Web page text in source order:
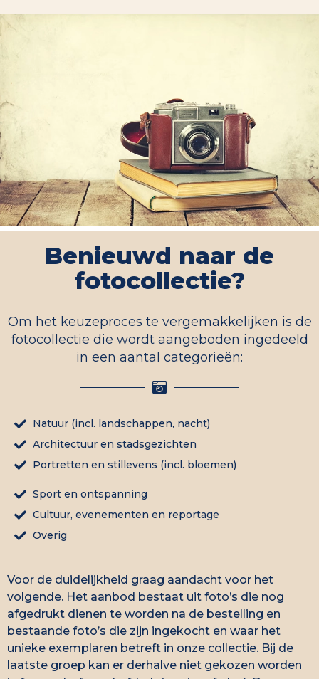
Benieuwd naar de
fotocollectie?
Om het keuzeproces te vergemakkelijken is de
fotocollectie die wordt aangeboden ingedeeld
in een aantal categorieën:
Natuur (incl. landschappen, nacht)
Architectuur en stadsgezichten
Portretten en stillevens (incl. bloemen)
Sport en ontspanning
Cultuur, evenementen en reportage
Overig
Voor de duidelijkheid graag aandacht voor het
volgende. Het aanbod bestaat uit foto’s die nog
afgedrukt dienen te worden na de bestelling en
bestaande foto’s die zijn ingekocht en waar het
unieke exemplaren betreft in onze collectie. Bij de
laatste groep kan er derhalve niet gekozen worden